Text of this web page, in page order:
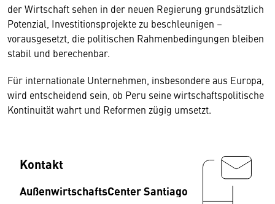
der Wirtschaft sehen in der neuen Regierung grundsätzlich
Potenzial, Investitionsprojekte zu beschleunigen –
vorausgesetzt, die politischen Rahmenbedingungen bleiben
stabil und berechenbar.
Für internationale Unternehmen, insbesondere aus Europa,
wird entscheidend sein, ob Peru seine wirtschaftspolitische
Kontinuität wahrt und Reformen zügig umsetzt.
Kontakt
AußenwirtschaftsCenter Santiago